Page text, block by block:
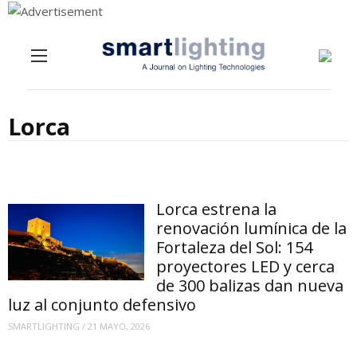
Lorca
Lorca estrena la
renovación lumínica de la
Fortaleza del Sol: 154
proyectores LED y cerca
de 300 balizas dan nueva
luz al conjunto defensivo
SMARTLIGHTING / 21 MAYO, 2026